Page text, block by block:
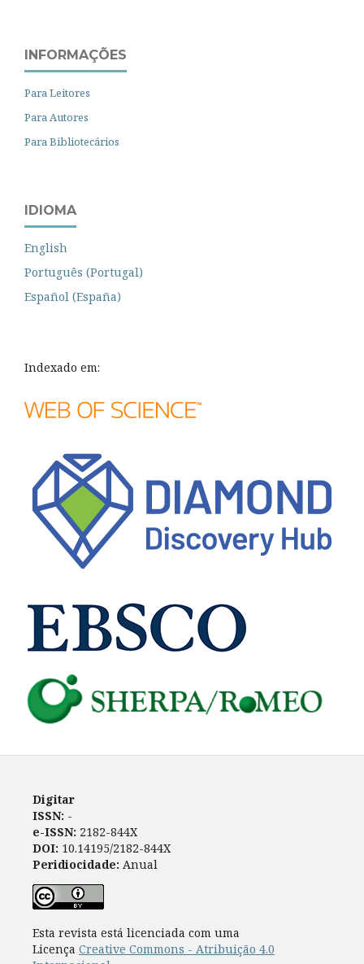
INFORMAÇÕES
Para Leitores
Para Autores
Para Bibliotecários
IDIOMA
English
Português (Portugal)
Español (España)
Indexado em:
Digitar
ISSN: -
e-ISSN: 2182-844X
DOI: 10.14195/2182-844X
Peridiocidade: Anual
Esta revista está licenciada com uma
Licença Creative Commons - Atribuição 4.0